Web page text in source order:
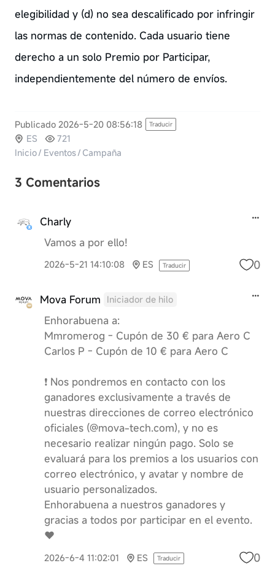
elegibilidad y (d) no sea descalificado por infringir
las normas de contenido. Cada usuario tiene
derecho a un solo Premio por Participar,
independientemente del número de envíos.
Publicado 2026-5-20 08:56:18 Traducir
ES
721
Inicio/ Eventos/ Campaña
3 Comentarios
Charly
Vamos a por ello!
2026-5-21 14:10:08 ES Traducir 0
Mova Forum Iniciador de hilo
Enhorabuena a:
Mmromerog - Cupón de 30 € para Aero C
Carlos P - Cupón de 10 € para Aero C
❗️ Nos pondremos en contacto con los
ganadores exclusivamente a través de
nuestras direcciones de correo electrónico
oficiales (@mova-tech.com), y no es
necesario realizar ningún pago. Solo se
evaluará para los premios a los usuarios con
correo electrónico, y avatar y nombre de
usuario personalizados.
Enhorabuena a nuestros ganadores y
gracias a todos por participar en el evento.
❤️
2026-6-4 11:02:01 ES Traducir 0